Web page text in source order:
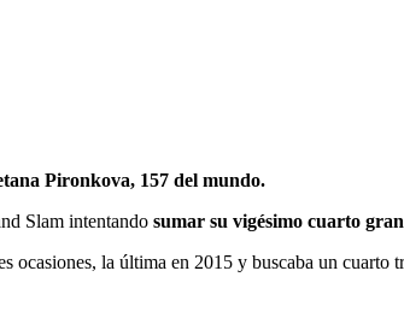
Pironkova, 157 del mundo.
Slam intentando sumar su vigésimo cuarto
ocasiones, la última en 2015 y buscaba un cuarto